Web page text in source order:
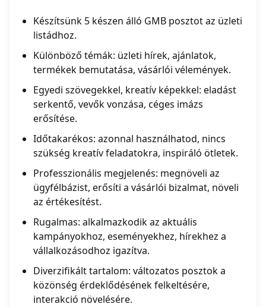
Készítsünk 5 készen álló GMB posztot az üzleti
listádhoz.
Különböző témák: üzleti hírek, ajánlatok,
termékek bemutatása, vásárlói vélemények.
Egyedi szövegekkel, kreatív képekkel: eladást
serkentő, vevők vonzása, céges imázs
erősítése.
Időtakarékos: azonnal használhatod, nincs
szükség kreatív feladatokra, inspiráló ötletek.
Professzionális megjelenés: megnöveli az
ügyfélbázist, erősíti a vásárlói bizalmat, növeli
az értékesítést.
Rugalmas: alkalmazkodik az aktuális
kampányokhoz, eseményekhez, hírekhez a
vállalkozásodhoz igazítva.
Diverzifikált tartalom: változatos posztok a
közönség érdeklődésének felkeltésére,
interakció növelésére.